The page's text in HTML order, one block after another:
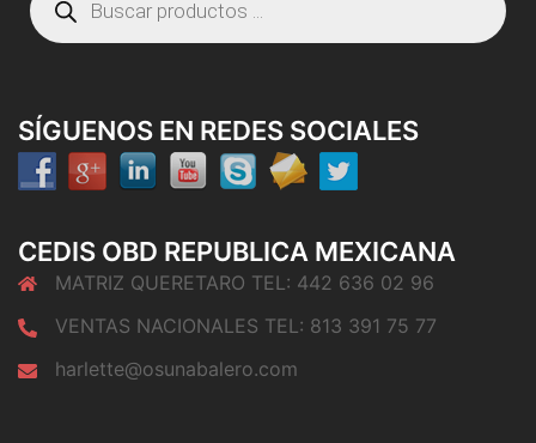
de
productos
SÍGUENOS EN REDES SOCIALES
CEDIS OBD REPUBLICA MEXICANA
MATRIZ QUERETARO TEL: 442 636 02 96
VENTAS NACIONALES TEL: 813 391 75 77
harlette@osunabalero.com